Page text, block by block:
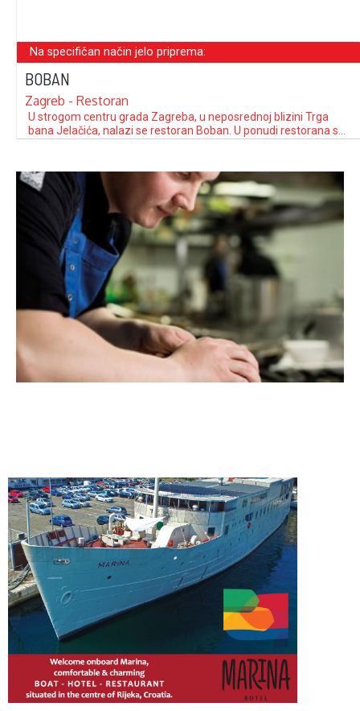
Na specifičan način jelo priprema:
BOBAN
Zagreb - Restoran
U strogom centru grada Zagreba, u neposrednoj blizini Trga
bana Jelačića, nalazi se restoran Boban. U ponudi restorana su
na meniju su zastupljeni i mesni i riblji specijaliteti, a naročito se
ističu jela …